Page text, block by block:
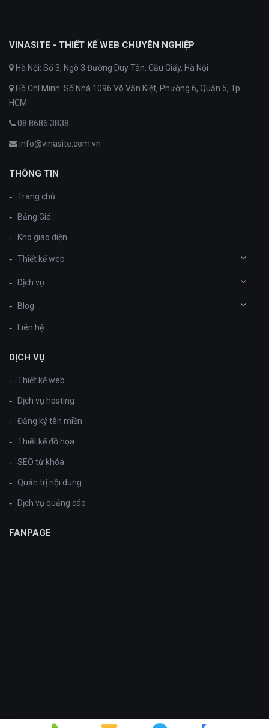
VINASITE - THIẾT KẾ WEB CHUYÊN NGHIỆP
Hà Nội: Số 3, Ngõ 3 Đường Duy Tân, Cầu Giấy, Hà Nội
Hồ Chí Minh: Số Nhà 1096 Võ Văn Kiệt, Phường 6, Quận 5, Tp.
HCM
08 8686 3838
info@vinasite.com.vn
THÔNG TIN
Trang chủ
Bảng Giá
Kho giao diện
Thiết kế web
Dịch vụ
Blog
Liên hệ
DỊCH VỤ
Thiết kế web
Dịch vụ hosting
Đăng ký tên miền
Thiết kế đồ họa
SEO từ khóa
Quản trị nội dung
Dịch vụ quảng cáo
FANPAGE